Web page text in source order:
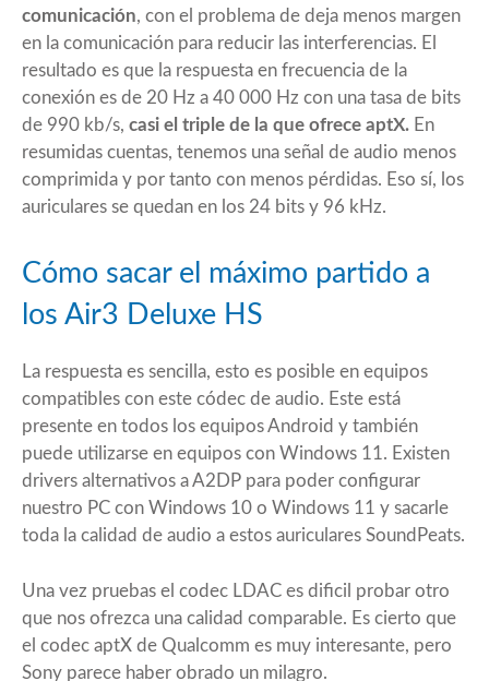
comunicación, con el problema de deja menos margen
en la comunicación para reducir las interferencias. El
resultado es que la respuesta en frecuencia de la
conexión es de 20 Hz a 40 000 Hz con una tasa de bits
de 990 kb/s, casi el triple de la que ofrece aptX. En
resumidas cuentas, tenemos una señal de audio menos
comprimida y por tanto con menos pérdidas. Eso sí, los
auriculares se quedan en los 24 bits y 96 kHz.
Cómo sacar el máximo partido a
los Air3 Deluxe HS
La respuesta es sencilla, esto es posible en equipos
compatibles con este códec de audio. Este está
presente en todos los equipos Android y también
puede utilizarse en equipos con Windows 11. Existen
drivers alternativos a A2DP para poder configurar
nuestro PC con Windows 10 o Windows 11 y sacarle
toda la calidad de audio a estos auriculares SoundPeats.
Una vez pruebas el codec LDAC es dificil probar otro
que nos ofrezca una calidad comparable. Es cierto que
el codec aptX de Qualcomm es muy interesante, pero
Sony parece haber obrado un milagro.